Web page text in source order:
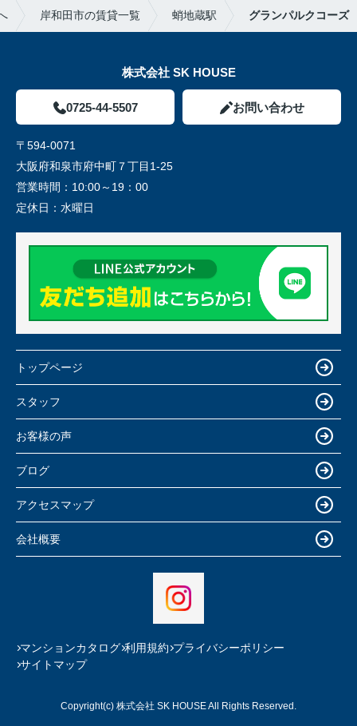
岸和田市の賃貸一覧 蛸地蔵駅 グランパルクコーズ
株式会社 SK HOUSE
0725-44-5507 お問い合わせ
〒594-0071
大阪府和泉市府中町７丁目1-25
営業時間： 10:00～19：00
定休日： 水曜日
トップページ
スタッフ
お客様の声
ブログ
アクセスマップ
会社概要
マンションカタログ 利用規約 プライバシーポリシー
サイトマップ
Copyright(c) 株式会社 SK HOUSE All Rights Reserved.